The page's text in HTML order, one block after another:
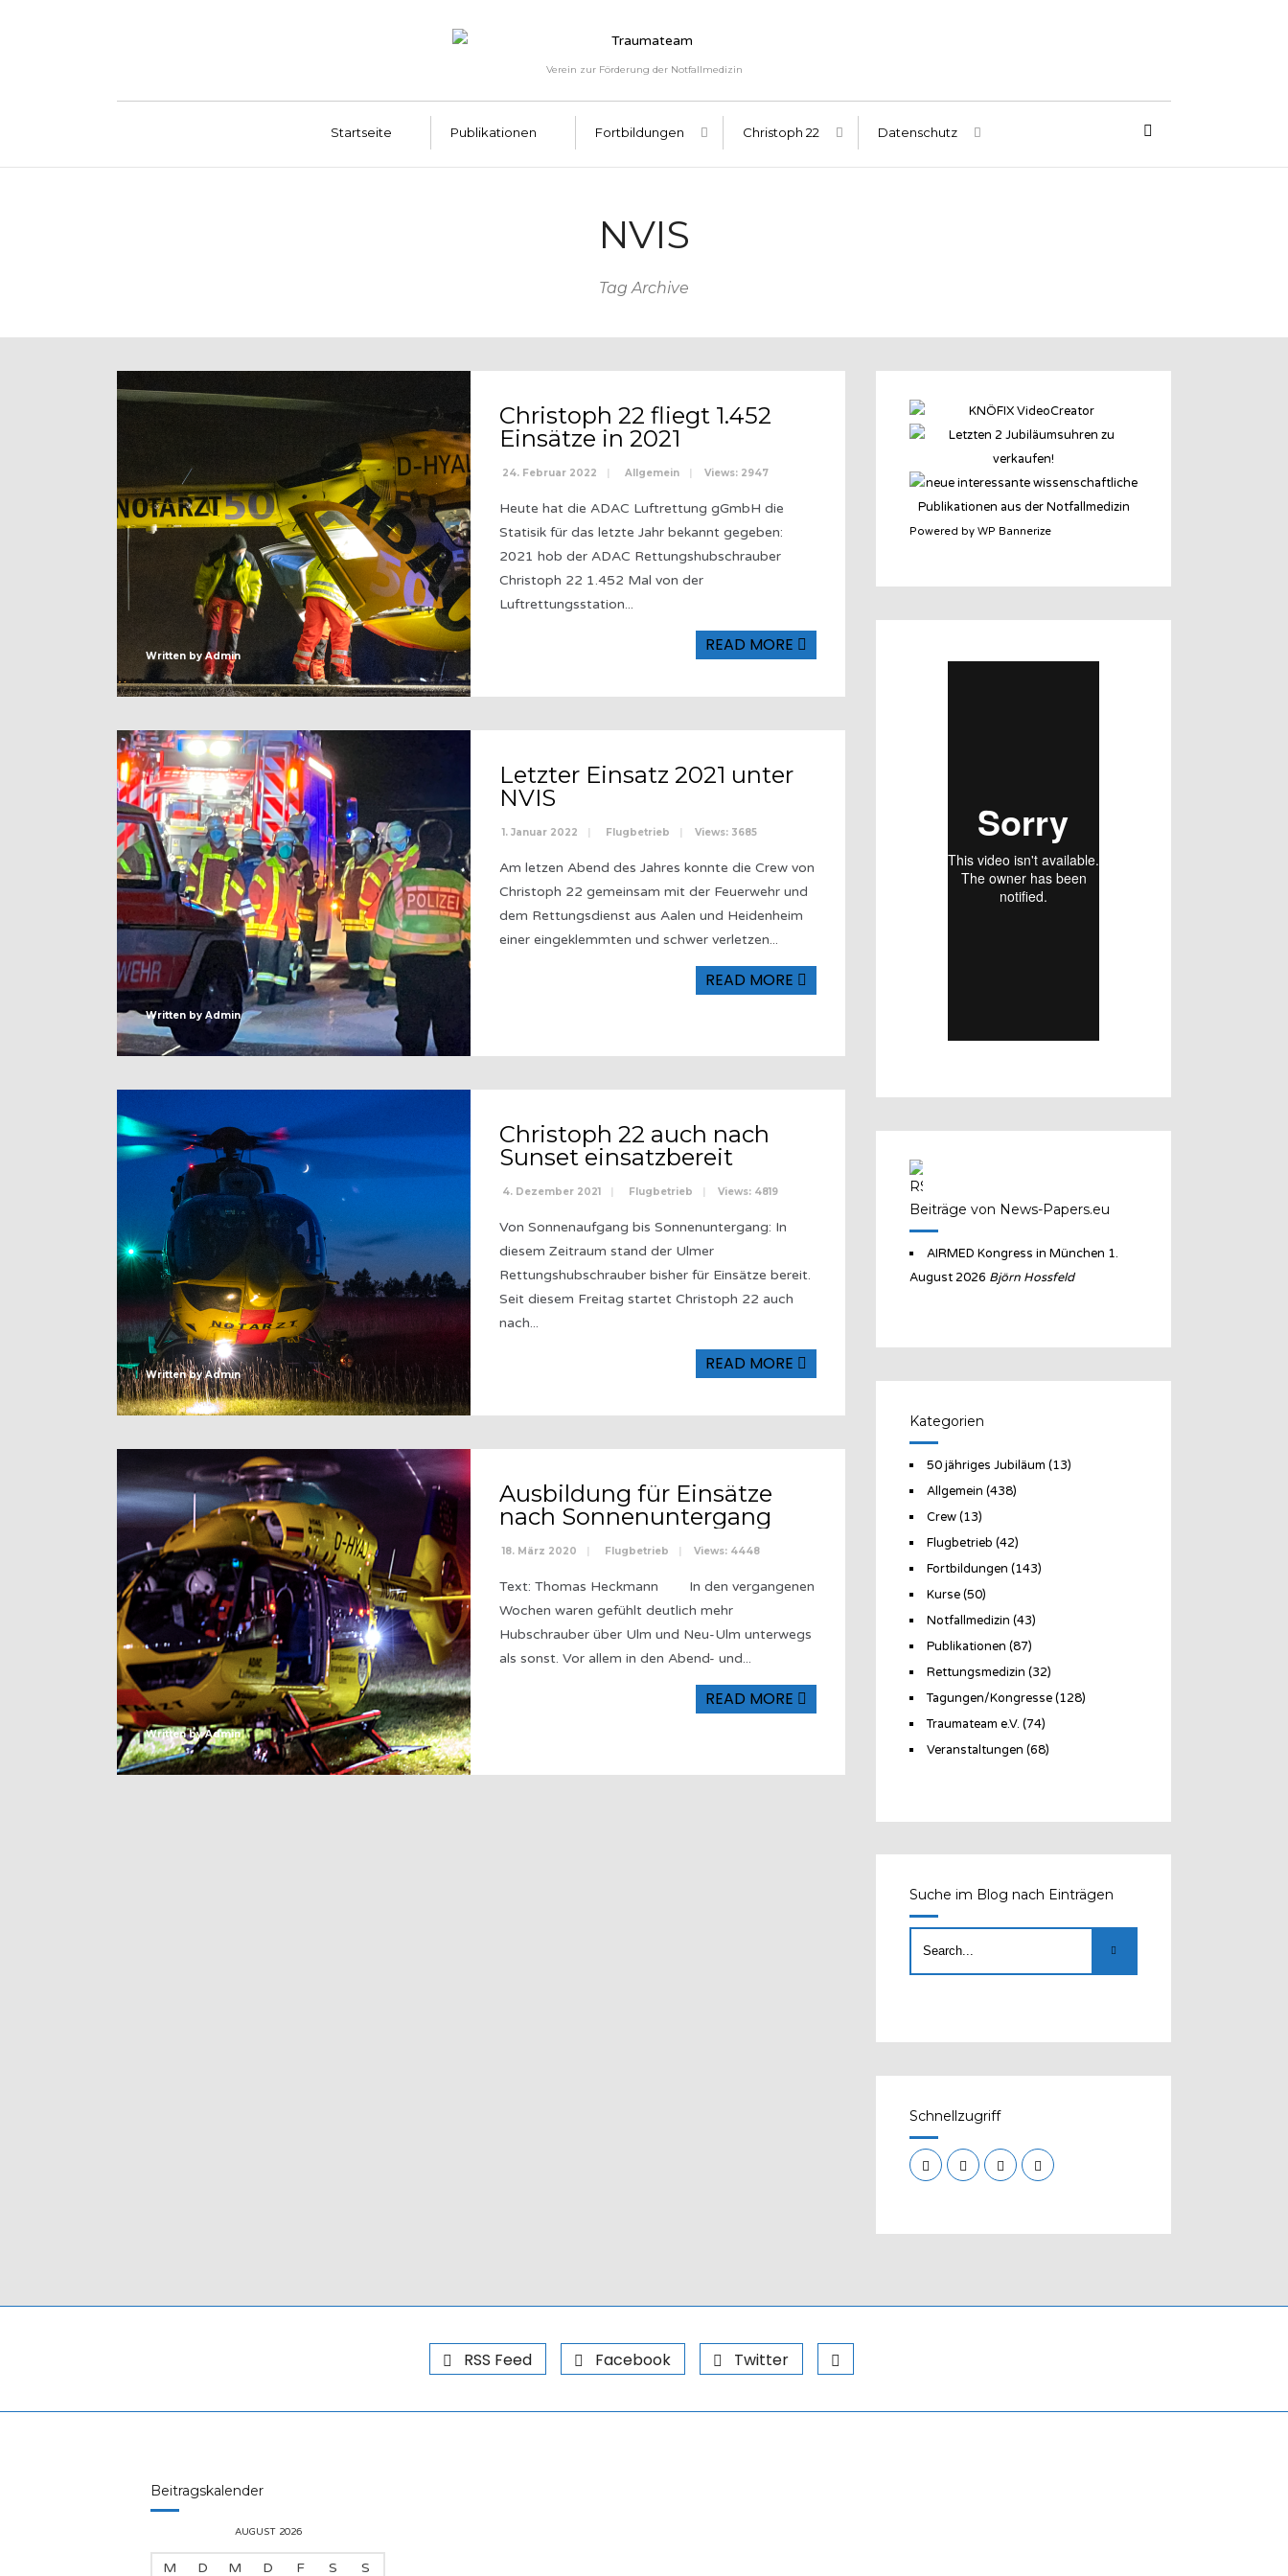
Verein zur Förderung der Notfallmedizin
Startseite Publikationen Fortbildungen Christoph 22 Datenschutz
NVIS
Tag Archive
Written byAdmin
Christoph 22 fliegt 1.452
Einsätze in 2021
24. Februar 2022 | Allgemein | Views: 2947
Heute hat die ADAC Luftrettung gGmbH die
Statisik für das letzte Jahr bekannt gegeben:
2021 hob der ADAC Rettungshubschrauber
Christoph 22 1.452 Mal von der
Luftrettungsstation...
READ MORE
Written by Admin
Letzter Einsatz 2021 unter
NVIS
1. Januar 2022 | Flugbetrieb | Views: 3685
Am letzen Abend des Jahres konnte die Crew von
Christoph 22 gemeinsam mit der Feuerwehr und
dem Rettungsdienst aus Aalen und Heidenheim
einer eingeklemmten und schwer verletzen...
READ MORE
Written byAdmin
Christoph 22 auch nach
Sunset einsatzbereit
4. Dezember 2021 | Flugbetrieb | Views: 4819
Von Sonnenaufgang bis Sonnenuntergang: In
diesem Zeitraum stand der Ulmer
Rettungshubschrauber bisher für Einsätze bereit.
Seit diesem Freitag startet Christoph 22 auch
nach...
READ MORE
Written byAdmin
Ausbildung für Einsätze
nach Sonnenuntergang
18. März 2020 | Flugbetrieb | Views: 4448
Text: Thomas Heckmann In den vergangenen
Wochen waren gefühlt deutlich mehr
Hubschrauber über Ulm und Neu-Ulm unterwegs
als sonst. Vor allem in den Abend- und...
READ MORE
Powered by WP Bannerize
Beiträge von News-Papers.eu
AIRMED Kongress in München 1.
August 2026 Björn Hossfeld
Kategorien
50 jähriges Jubiläum (13)
Allgemein (438)
Crew(13)
Flugbetrieb (42)
Fortbildungen (143)
Kurse(50)
Notfallmedizin (43)
Publikationen (87)
Rettungsmedizin (32)
Tagungen/Kongresse(128)
Traumateam e.V. (74)
Veranstaltungen (68)
Suche im Blog nach Einträgen
Schnellzugriff
RSS Feed Facebook Twitter
Beitragskalender
AUGUST 2026
M D M D F S S